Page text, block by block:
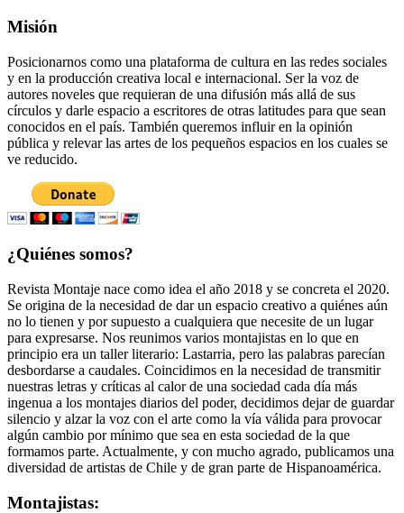
Misión
Posicionarnos como una plataforma de cultura en las redes sociales
y en la producción creativa local e internacional. Ser la voz de
autores noveles que requieran de una difusión más allá de sus
círculos y darle espacio a escritores de otras latitudes para que sean
conocidos en el país. También queremos influir en la opinión
pública y relevar las artes de los pequeños espacios en los cuales se
ve reducido.
¿Quiénes somos?
Revista Montaje nace como idea el año 2018 y se concreta el 2020.
Se origina de la necesidad de dar un espacio creativo a quiénes aún
no lo tienen y por supuesto a cualquiera que necesite de un lugar
para expresarse. Nos reunimos varios montajistas en lo que en
principio era un taller literario: Lastarria, pero las palabras parecían
desbordarse a caudales. Coincidimos en la necesidad de transmitir
nuestras letras y críticas al calor de una sociedad cada día más
ingenua a los montajes diarios del poder, decidimos dejar de guardar
silencio y alzar la voz con el arte como la vía válida para provocar
algún cambio por mínimo que sea en esta sociedad de la que
formamos parte. Actualmente, y con mucho agrado, publicamos una
diversidad de artistas de Chile y de gran parte de Hispanoamérica.
Montajistas: